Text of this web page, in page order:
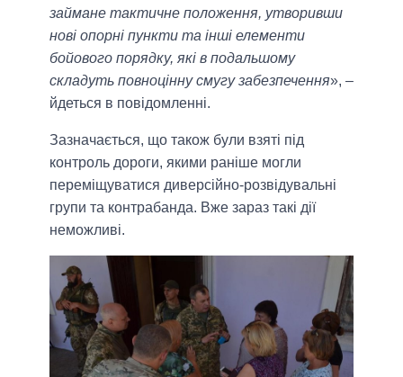
займане тактичне положення, утворивши
нові опорні пункти та інші елементи
бойового порядку, які в подальшому
складуть повноцінну смугу забезпечення», –
йдеться в повідомленні.
Зазначається, що також були взяті під
контроль дороги, якими раніше могли
переміщуватися диверсійно-розвідувальні
групи та контрабанда. Вже зараз такі дії
неможливі.